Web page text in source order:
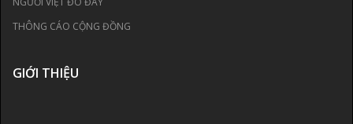
THÔNG CÁO CỘNG ĐỒNG
GIỚI THIỆU